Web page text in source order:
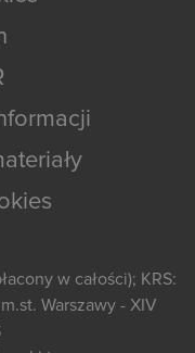
w całości); KRS:
Warszawy - XIV